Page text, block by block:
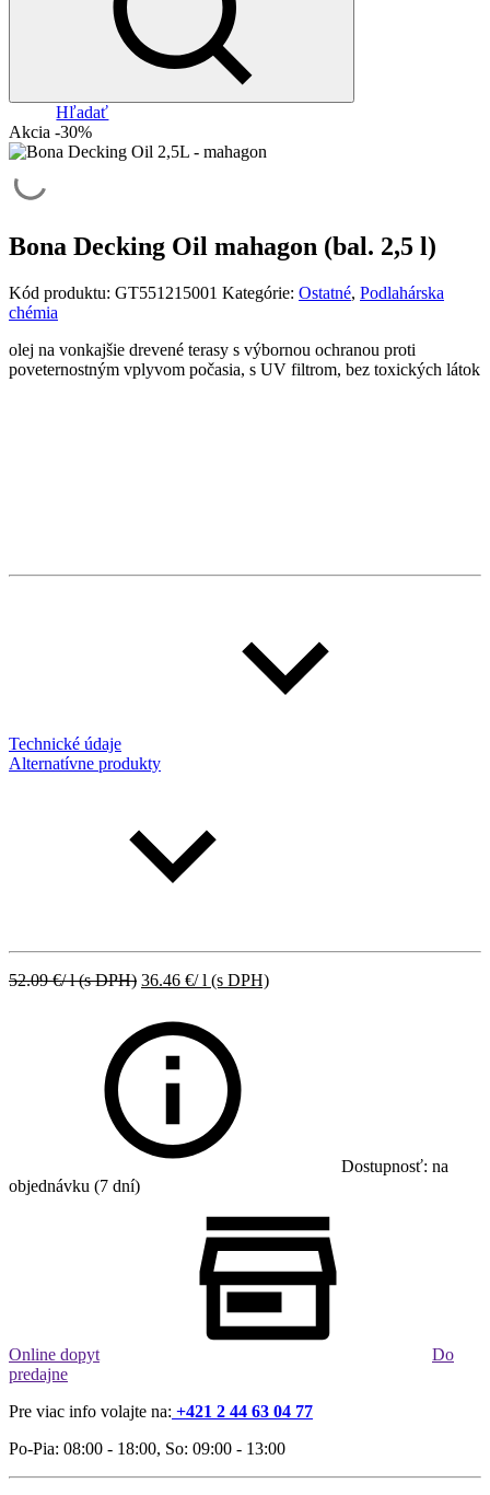
Hľadať
Akcia -30%
Bona Decking Oil mahagon (bal. 2,5 l)
Kód produktu: GT551215001 Kategórie: Ostatné, Podlahárska
chémia
olej na vonkajšie drevené terasy s výbornou ochranou proti
poveternostným vplyvom počasia, s UV filtrom, bez toxických látok
Technické údaje
Alternatívne produkty
52.09€/ l(s DPH) 36.46 €/ l (s DPH)
Dostupnosť: na
objednávku (7 dní)
Online dopyt
Do
predajne
Pre viac info volajte na: +421 2 44 63 04 77
Po-Pia: 08:00 - 18:00, So: 09:00 - 13:00